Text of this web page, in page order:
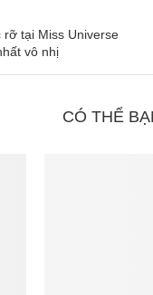
rỡ tại Miss Universe
vô nhị
CÓ THỂ